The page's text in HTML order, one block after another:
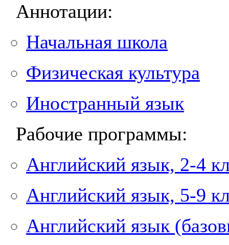
Аннотации:
Начальная школа
Физическая культура
Иностранный язык
Рабочие программы:
Английский язык, 2-4
Английский язык, 5-9
Английский язык